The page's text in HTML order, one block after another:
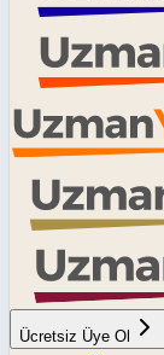
Ücretsiz Üye Ol